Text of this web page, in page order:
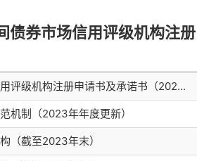
债券市场信用评级机构注
评级机构注册申请书及承诺书（202...
机制（2023年年度更新）
（截至2023年末）